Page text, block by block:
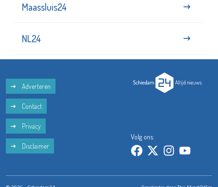
Maassluis24
NL24
Adverteren
Contact
Privacy
Disclaimer
Volg ons: